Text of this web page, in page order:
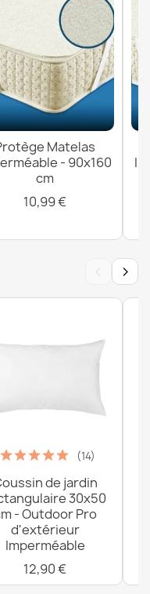
cm
cm
Matelas
- 90x160
cm
10,99 €
‹ ›
(14)
de jardin
30x50
- Outdoor Pro
d'extérieur
Imperméable
12,90 €